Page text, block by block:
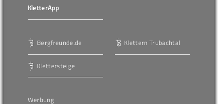
KletterApp
Bergfreunde.de
Klettersteige
Klettern Trubachtal
Werbung